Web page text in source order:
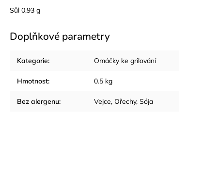
Sůl 0,93 g
Doplňkové parametry
Kategorie: Omáčky ke grilování
Hmotnost: 0.5 kg
Bez alergenu: Vejce, Ořechy, Sója